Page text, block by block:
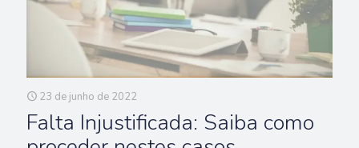
23 de junho de 2022
Falta Injustificada: Saiba como